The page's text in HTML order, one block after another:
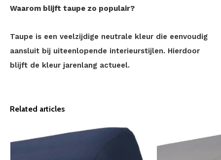
Waarom blijft taupe zo populair?
Taupe is een veelzijdige neutrale kleur die eenvoudig
aansluit bij uiteenlopende interieurstijlen. Hierdoor
blijft de kleur jarenlang actueel.
Related articles